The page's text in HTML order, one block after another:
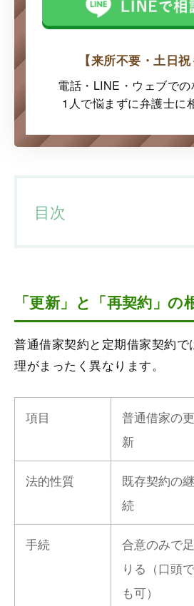
【来所不要・土日祝
電話・LINE・ウェブでの
1人で悩まずに弁護士に
目次
「更新」と「再契約」の
普通借家契約と定期借家契約
理がまったく異なります。
項目
普通借家の更
新
法的性質
既存契約の継
続
手続
合意のみで足
りる（口頭で
も可）